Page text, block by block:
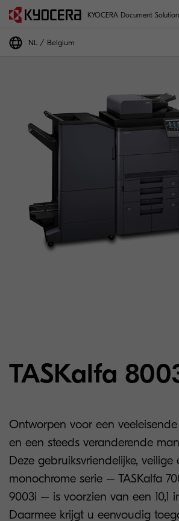
KYOCERA Document
NL Belgium
TASKalfa
Ontworpen voor een
en een steeds veranderende
Deze gebruiksvriendelijke,
monochrome serie – TASKalfa
9003i – is voorzien van een 10,1
Daarmee krijgt u eenvoudig